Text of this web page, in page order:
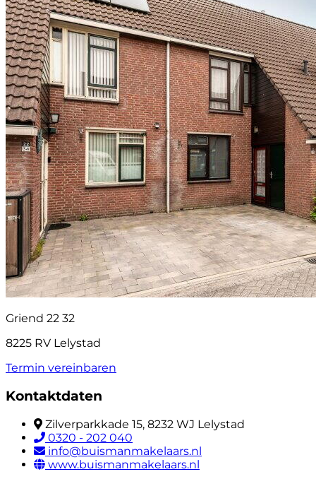
Griend 22 32
8225 RV Lelystad
Termin vereinbaren
Kontaktdaten
Zilverparkkade 15, 8232 WJ Lelystad
0320 - 202 040
info@buismanmakelaars.nl
www.buismanmakelaars.nl